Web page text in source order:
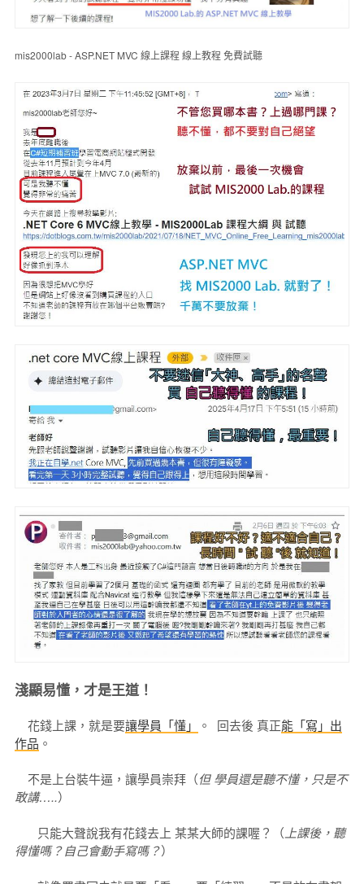
mis2000lab - ASP.NET MVC 線上課程 線上教程 免費試聽
淺顯易懂，才是王道！
花錢上課，就是要讓學員「懂」 。 回去後 真正能「寫」出
作品 。
不是上台裝牛逼，讓學員崇拜（但 學員還是聽不懂，只是不
敢講…..）
只能大聲說我有花錢去上 某某大師的課喔？（ 上課後，聽
得懂嗎？自己會動手寫嗎？）